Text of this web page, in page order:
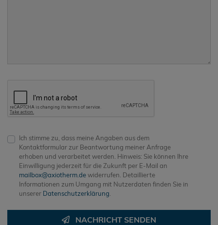
Ich stimme zu, dass meine Angaben aus dem
Kontaktformular zur Beantwortung meiner Anfrage
erhoben und verarbeitet werden. Hinweis: Sie können Ihre
Einwilligung jederzeit für die Zukunft per E-Mail an
mailbox@axiotherm.dewiderrufen. Detaillierte
Informationen zum Umgang mit Nutzerdaten finden Sie in
unserer Datenschutzerklärung
NACHRICHT SENDEN